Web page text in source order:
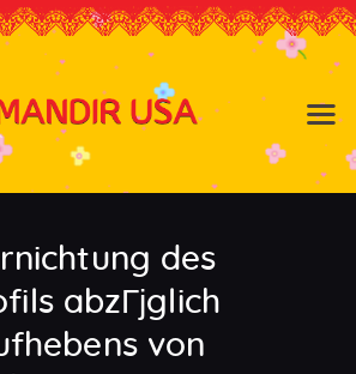
des
abzГјglich
von
NY Hicksville NY
Temple